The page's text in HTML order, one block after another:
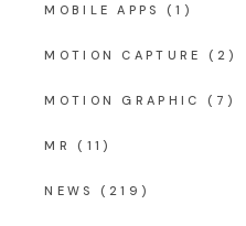
MOBILE APPS (1)
MOTION CAPTURE (2)
MOTION GRAPHIC (7)
MR (11)
NEWS (219)